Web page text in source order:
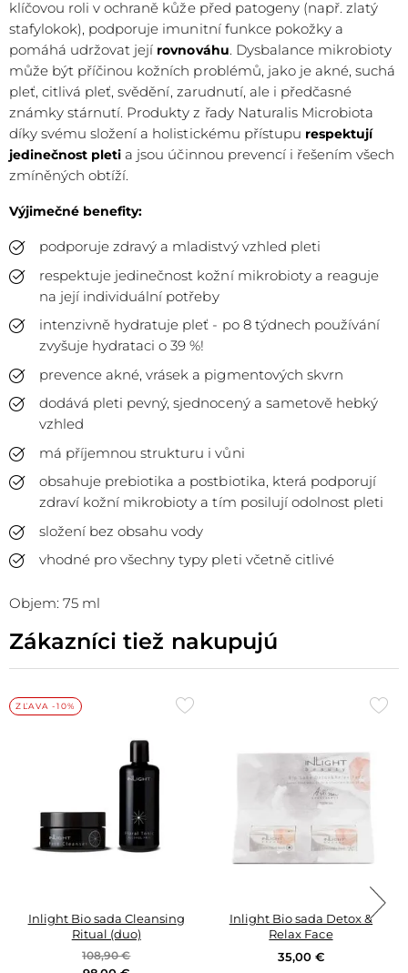
klíčovou roli v ochraně kůže před patogeny (např. zlatý
stafylokok), podporuje imunitní funkce pokožky a
pomáhá udržovat její rovnováhu. Dysbalance mikrobioty
může být příčinou kožních problémů, jako je akné, suchá
pleť, citlivá pleť, svědění, zarudnutí, ale i předčasné
známky stárnutí. Produkty z řady Naturalis Microbiota
díky svému složení a holistickému přístupu respektují
jedinečnost pleti a jsou účinnou prevencí i řešením všech
zmíněných obtíží.
Výjimečné benefity:
podporuje zdravý a mladistvý vzhled pleti
respektuje jedinečnost kožní mikrobioty a reaguje
na její individuální potřeby
intenzivně hydratuje pleť - po 8 týdnech používání
zvyšuje hydrataci o 39 %!
prevence akné, vrásek a pigmentových skvrn
dodává pleti pevný, sjednocený a sametově hebký
vzhled
má příjemnou strukturu i vůni
obsahuje prebiotika a postbiotika, která podporují
zdraví kožní mikrobioty a tím posilují odolnost pleti
složení bez obsahu vody
vhodné pro všechny typy pleti včetně citlivé
Objem: 75 ml
Zákazníci tiež nakupujú
ZĽAVA -10%
Přidat
oblíbených
Inlight Bio sada Cleansing
Ritual (duo)
108,90 €
Inlight Bio sada Detox &
Relax Face
35,00 €